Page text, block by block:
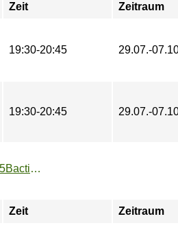
Zeit Zeitraum
19:30-20:45 29.07.-
19:30-20:45 29.07.-
https://www.tu-sport.de/sportprogramm/kurse/?tx_dwzeh_courses%5Baction%5D=show&tx_dwzeh_courses%5BsportsDescription%5D=1163&cHash=dd33f70618998e5a74a4f8712c03f493
Zeit Zeitraum